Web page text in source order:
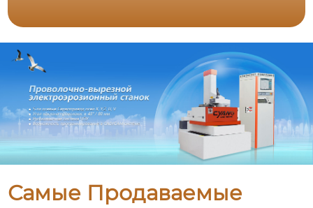
Самые Продаваемые